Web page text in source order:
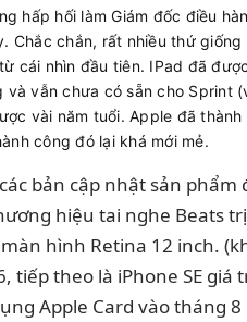
hấp hối làm Giám đốc điều
Chắc chắn, rất nhiều thứ
cái nhìn đầu tiên. IPad đã
vẫn chưa có sẵn cho Sprint
vài năm tuổi. Apple đã
công đó lại khá mới mẻ.
bản cập nhật sản
hiệu tai nghe Beats
hình Retina 12 inch.
tiếp theo là iPhone SE
Apple Card vào tháng